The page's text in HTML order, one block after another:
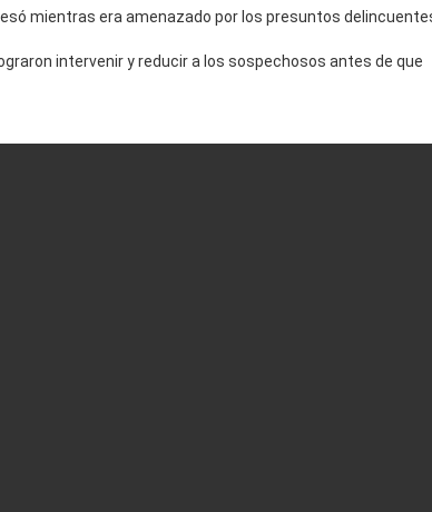
mientras era amenazado por los presuntos
intervenir y reducir a los sospechosos antes de que